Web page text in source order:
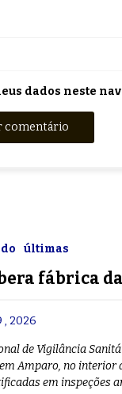
dados neste
últimas
fábrica
, 2026
de Vigilância
Amparo, no interior
em inspeções